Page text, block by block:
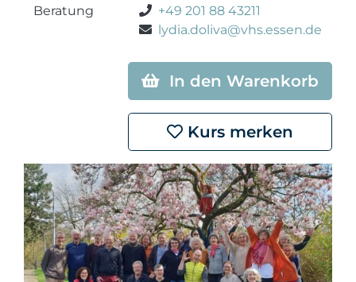
Beratung
+49 201 88 43211
lydia.doliva@vhs.essen.de
In den Warenkorb
Kurs merken